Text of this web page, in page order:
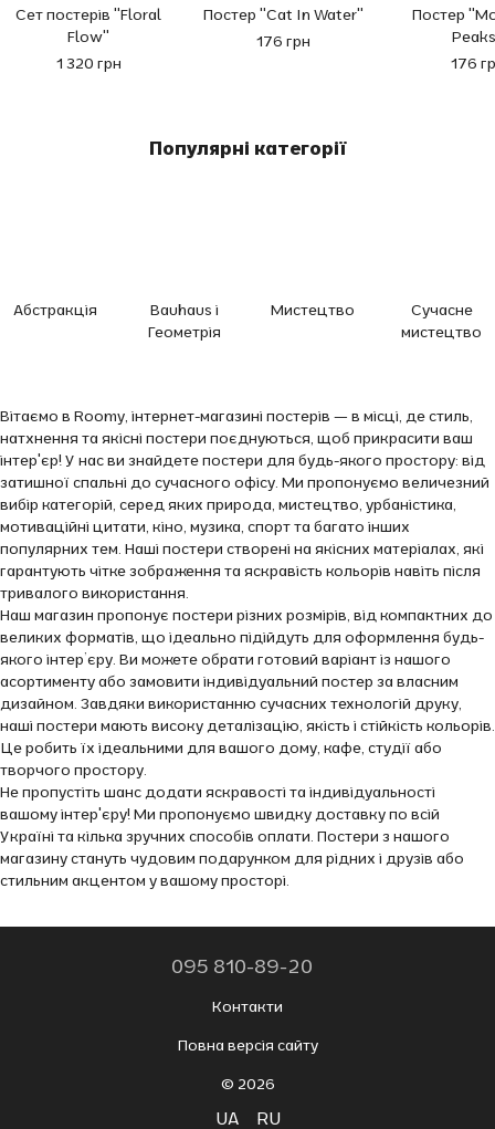
Сет постерів "Floral
Flow"
1 320 грн
Постер "Cat In Water"
176 грн
Постер
176
Популярні категорії
Абстракція
Bauhaus і
Геометрія
Мистецтво
Сучасне
мистецтво
Вітаємо в Roomy, інтернет-магазині постерів — в місці, де стиль,
натхнення та якісні постери поєднуються, щоб прикрасити ваш
інтер'єр! У нас ви знайдете постери для будь-якого простору: від
затишної спальні до сучасного офісу. Ми пропонуємо величезний
вибір категорій, серед яких природа, мистецтво, урбаністика,
мотиваційні цитати, кіно, музика, спорт та багато інших
популярних тем. Наші постери створені на якісних матеріалах, які
гарантують чітке зображення та яскравість кольорів навіть після
тривалого використання.
Наш магазин пропонує постери різних розмірів, від компактних до
великих форматів, що ідеально підійдуть для оформлення будь-
якого інтер’єру. Ви можете обрати готовий варіант із нашого
асортименту або замовити індивідуальний постер за власним
дизайном. Завдяки використанню сучасних технологій друку,
наші постери мають високу деталізацію, якість і стійкість кольорів.
Це робить їх ідеальними для вашого дому, кафе, студії або
творчого простору.
Не пропустіть шанс додати яскравості та індивідуальності
вашому інтер'єру! Ми пропонуємо швидку доставку по всій
Україні та кілька зручних способів оплати. Постери з нашого
магазину стануть чудовим подарунком для рідних і друзів або
стильним акцентом у вашому просторі.
095 810-89-20
Контакти
Повна версія сайту
© 2026
UA RU